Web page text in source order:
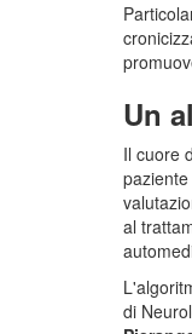
Un
Il cuore
al
di